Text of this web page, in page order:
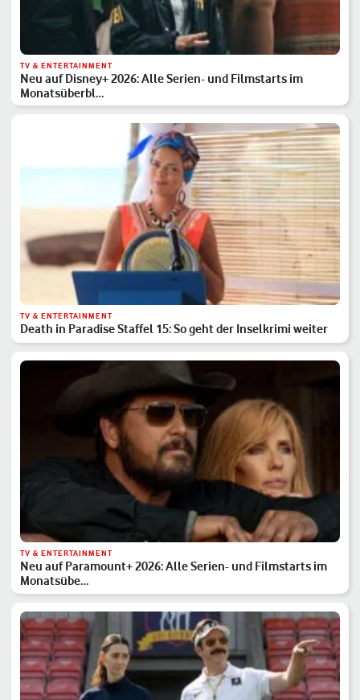
TV & ENTERTAINMENT
Neu auf Disney+ 2026: Alle Serien- und Filmstarts im
Monatsüberbl…
TV & ENTERTAINMENT
Death in Paradise Staffel 15: So geht der Inselkrimi weiter
TV & ENTERTAINMENT
Neu auf Paramount+ 2026: Alle Serien- und Filmstarts im
Monatsübe…